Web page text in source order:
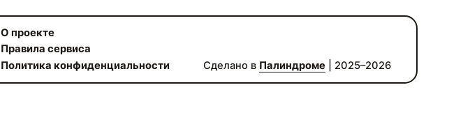
О проекте
Правила сервиса
Политика конфиденциальности
Сделано в Палиндроме | 2025–2026